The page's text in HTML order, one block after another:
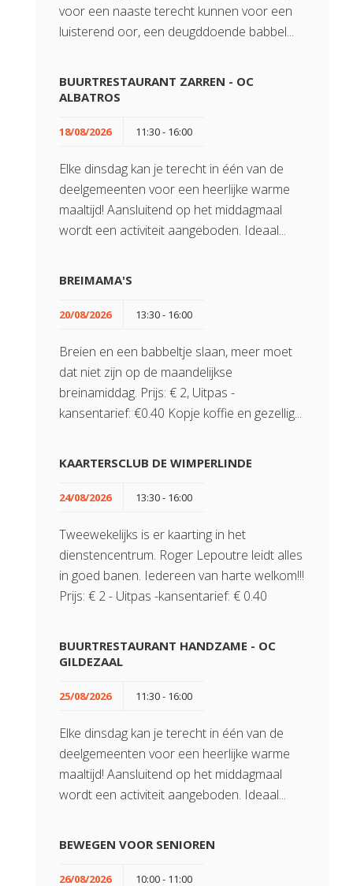
voor een naaste terecht kunnen voor een
luisterend oor, een deugddoende babbel...
BUURTRESTAURANT ZARREN - OC
ALBATROS
18/08/2026 11:30 - 16:00
Elke dinsdag kan je terecht in één van de
deelgemeenten voor een heerlijke warme
maaltijd! Aansluitend op het middagmaal
wordt een activiteit aangeboden. Ideaal...
BREIMAMA'S
20/08/2026 13:30 - 16:00
Breien en een babbeltje slaan, meer moet
dat niet zijn op de maandelijkse
breinamiddag. Prijs: € 2, Uitpas -
kansentarief: €0.40 Kopje koffie en gezellig...
KAARTERSCLUB DE WIMPERLINDE
24/08/2026 13:30 - 16:00
Tweewekelijks is er kaarting in het
dienstencentrum. Roger Lepoutre leidt alles
in goed banen. Iedereen van harte welkom!!!
Prijs: € 2 - Uitpas -kansentarief: € 0.40
BUURTRESTAURANT HANDZAME - OC
GILDEZAAL
25/08/2026 11:30 - 16:00
Elke dinsdag kan je terecht in één van de
deelgemeenten voor een heerlijke warme
maaltijd! Aansluitend op het middagmaal
wordt een activiteit aangeboden. Ideaal...
BEWEGEN VOOR SENIOREN
26/08/2026 10:00 - 11:00